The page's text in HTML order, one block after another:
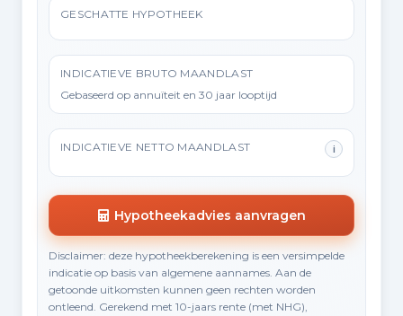
GESCHATTE HYPOTHEEK
INDICATIEVE BRUTO MAANDLAST
Gebaseerd op annuïteit en 30 jaar looptijd
INDICATIEVE NETTO MAANDLAST i
Hypotheekadvies aanvragen
Disclaimer: deze hypotheekberekening is een versimpelde
indicatie op basis van algemene aannames. Aan de
getoonde uitkomsten kunnen geen rechten worden
ontleend. Gerekend met 10-jaars rente (met NHG),